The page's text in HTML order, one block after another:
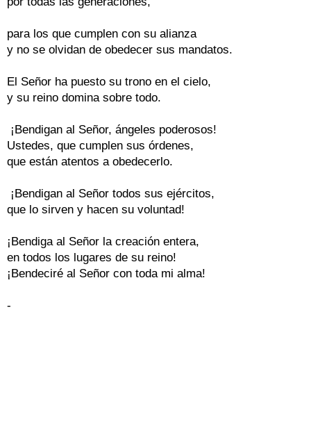
para los que cumplen con su alianza
y no se olvidan de obedecer sus mandatos.
El Señor ha puesto su trono en el cielo,
y su reino domina sobre todo.
¡Bendigan al Señor, ángeles poderosos!
Ustedes, que cumplen sus órdenes,
que están atentos a obedecerlo.
¡Bendigan al Señor todos sus ejércitos,
que lo sirven y hacen su voluntad!
¡Bendiga al Señor la creación entera,
en todos los lugares de su reino!
-